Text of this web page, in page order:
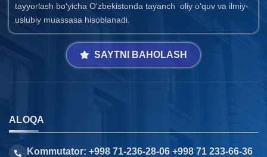
tayyorlash bo‘yicha O‘zbekistonda tayanch oliy o‘quv va ilmiy-
uslubiy muassasa hisoblanadi.
SAYTNI BAHOLASH
ALOQA
Kommutator: +998 71-236-28-06 +998 71 233-66-36